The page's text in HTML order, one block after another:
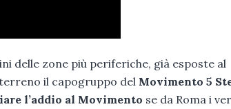
delle zone più periferiche, già esposte al
il capogruppo del Movimento 5
l’addio al Movimento se da Roma i